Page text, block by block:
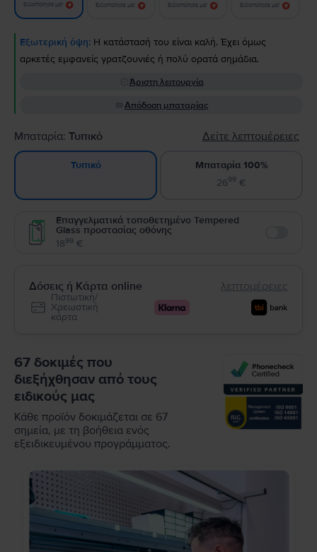
Ειδοποίησε με! Ειδοποίησε με! Ειδοποίησε με! Ειδοποίησε με!
Εξωτερική όψη: Η κατάστασή του είναι καλή. Έχει όμως
αρκετές εμφανείς γρατζουνιές ή πολύ ορατά σημάδια.
Άριστη λειτουργία
Απόδοση μπαταρίας
Μπαταρία: Τυπικό Δείτε λεπτομέρειες
Τυπικό
Μπαταρία 100%
2699 €
Επαγγελματικά τοποθετημένο Tempered
Glass προστασίας οθόνης
1899 €
Δόσεις ή Κάρτα online λεπτομέρειες
Πιστωτική/
Χρεωστική
κάρτα
67 δοκιμές που
διεξήχθησαν από τους
ειδικούς μας
Κάθε προϊόν δοκιμάζεται σε 67
σημεία, με τη βοήθεια ενός
εξειδικευμένου προγράμματος.